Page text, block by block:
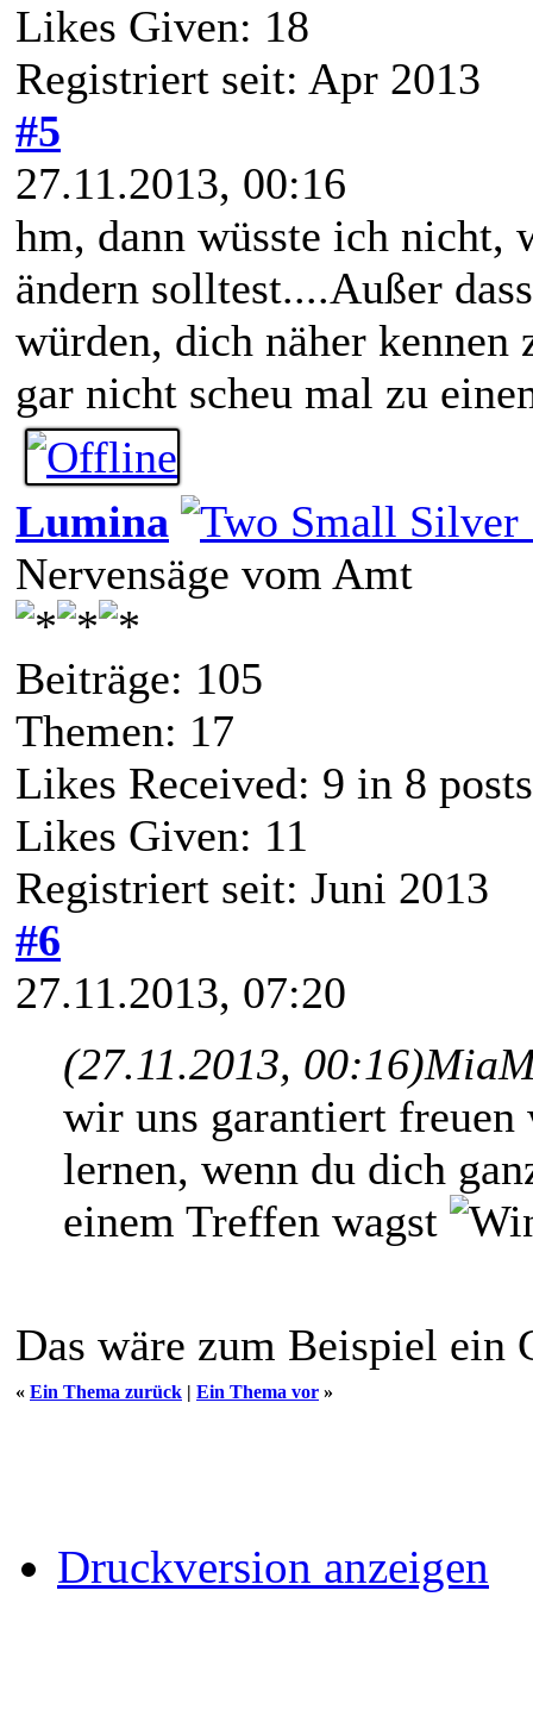
Likes Given: 18
Registriert seit: Apr 2013
#5
27.11.2013, 00:16
hm, dann wüsste ich nicht,
ändern solltest....Außer
würden, dich näher kennen
gar nicht scheu mal zu
Lumina
Nervensäge vom Amt
Beiträge: 105
Themen: 17
Likes Received: 9 in 8 posts
Likes Given: 11
Registriert seit: Juni 2013
#6
27.11.2013, 07:20
(27.11.2013, 00:16)
wir uns garantiert freuen
lernen, wenn du dich
einem Treffen wagst
Das wäre zum Beispiel ein
« Ein Thema zurück | Ein Thema vor »
Druckversion anzeigen